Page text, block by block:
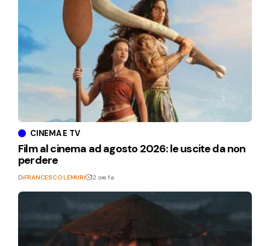
CINEMA E TV
Film al cinema ad agosto 2026: le uscite da non
perdere
DiFRANCESCO LEMURI 12 ore fa